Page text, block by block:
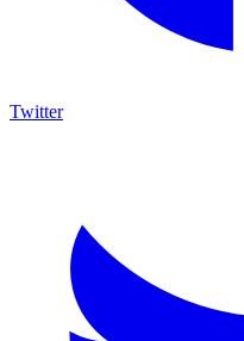
Twitter